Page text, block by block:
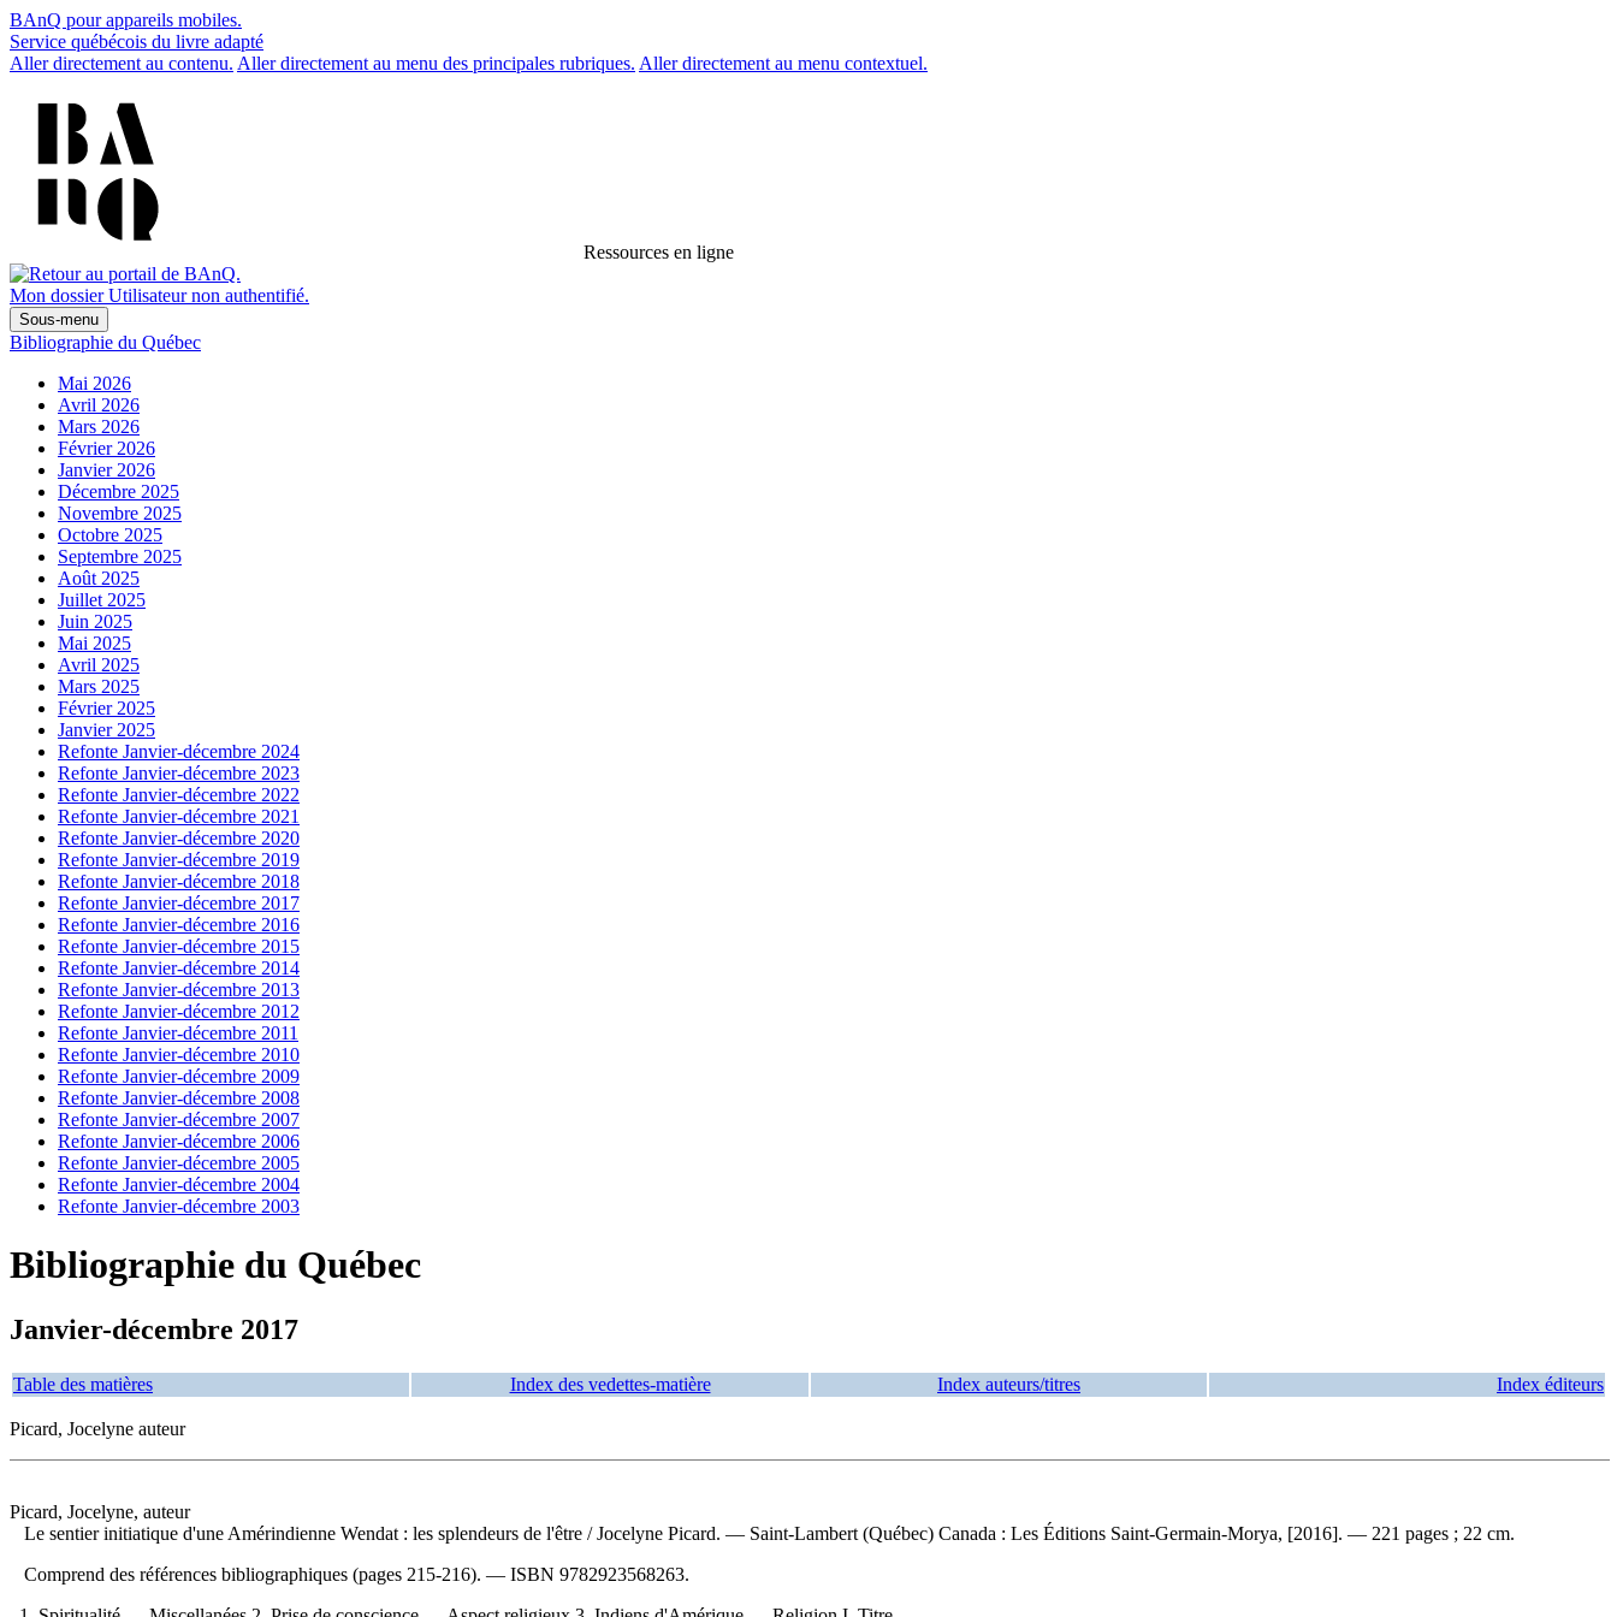
BAnQ pour appareils mobiles.
Service québécois du livre adapté
Aller directement au contenu. Aller directement au menu des principales rubriques. Aller directement au menu contextuel.
Ressources en ligne
Mon dossier Utilisateur non authentifié.
Sous-menu
Bibliographie du Québec
Mai 2026
Avril 2026
Mars 2026
Février 2026
Janvier 2026
Décembre 2025
Novembre 2025
Octobre 2025
Septembre 2025
Août 2025
Juillet 2025
Juin 2025
Mai 2025
Avril 2025
Mars 2025
Février 2025
Janvier 2025
Refonte Janvier-décembre 2024
Refonte Janvier-décembre 2023
Refonte Janvier-décembre 2022
Refonte Janvier-décembre 2021
Refonte Janvier-décembre 2020
Refonte Janvier-décembre 2019
Refonte Janvier-décembre 2018
Refonte Janvier-décembre 2017
Refonte Janvier-décembre 2016
Refonte Janvier-décembre 2015
Refonte Janvier-décembre 2014
Refonte Janvier-décembre 2013
Refonte Janvier-décembre 2012
Refonte Janvier-décembre 2011
Refonte Janvier-décembre 2010
Refonte Janvier-décembre 2009
Refonte Janvier-décembre 2008
Refonte Janvier-décembre 2007
Refonte Janvier-décembre 2006
Refonte Janvier-décembre 2005
Refonte Janvier-décembre 2004
Refonte Janvier-décembre 2003
Bibliographie du Québec
Janvier-décembre 2017
Table des matières Index des vedettes-matière Index auteurs/titres Index éditeurs
Picard, Jocelyne auteur
Picard, Jocelyne, auteur
Le sentier initiatique d'une Amérindienne Wendat : les splendeurs de l'être / Jocelyne Picard. — Saint-Lambert (Québec) Canada : Les Éditions Saint-Germain-Morya, [2016]. — 221 pages ; 22 cm.
Comprend des références bibliographiques (pages 215-216). — ISBN 9782923568263.